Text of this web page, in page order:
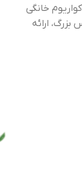
خانگی
ارائه